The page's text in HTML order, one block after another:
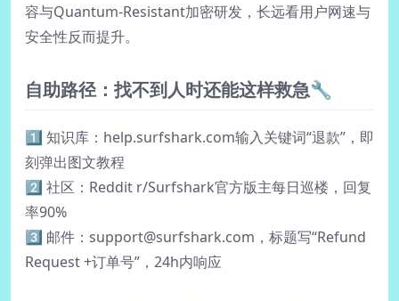
容与Quantum-Resistant加密研发，长远看用户网速与
安全性反而提升。
自助路径：找不到人时还能这样救急🔧
1️⃣ 知识库：help.surfshark.com输入关键词“退款”，即
刻弹出图文教程
2️⃣ 社区：Reddit r/Surfshark官方版主每日巡楼，回复
率90%
3️⃣ 邮件： support@surfshark.com ，标题写“Refund
Request +订单号”，24h内响应